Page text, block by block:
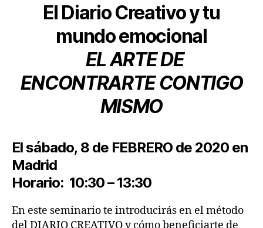
El Diario Creativo y tu
mundo emocional
EL ARTE DE
ENCONTRARTE CONTIGO
MISMO
El sábado, 8 de FEBRERO de 2020 en
Madrid
Horario: 10:30 – 13:30
En este seminario te introducirás en el método
del DIARIO CREATIVO y cómo beneficiarte de